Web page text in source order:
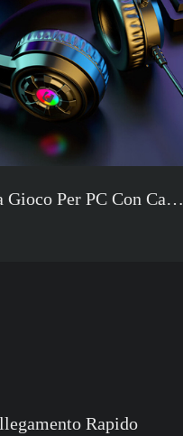
Per PC Con Cavo
Mm, Suono Surround
Rapido